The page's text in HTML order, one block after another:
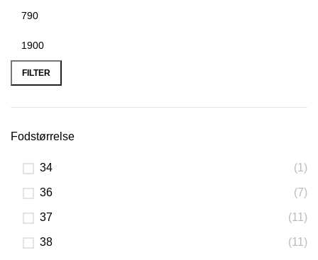
Mindste
pris
Højeste
prisFILTER
Fodstørrelse
34 (1)
36 (7)
37 (11)
38 (11)